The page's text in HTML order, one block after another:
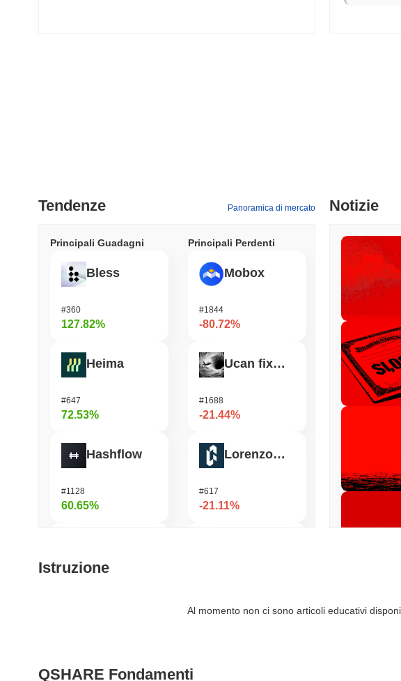
Tendenze Panoramica di mercato
Principali Guadagni
Bless
#360
127.82%
Heima
#647
72.53%
Hashflow
#1128
60.65%
#589
Principali Perdenti
Mobox
#1844
-80.72%
Ucan fix life in1day
#1688
-21.44%
Lorenzo Protocol
#617
-21.11%
Notizie
Istruzione
Al momento non ci sono articoli educativi
QSHARE Fondamenti